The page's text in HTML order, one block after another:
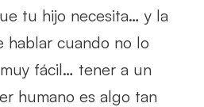
tu hijo necesita… y la
hablar cuando no lo
fácil… tener a un
humano es algo tan